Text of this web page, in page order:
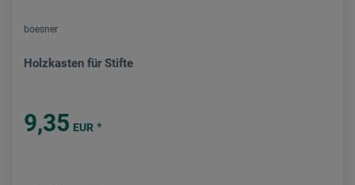
boesner
Holzkasten für Stifte
9,35 EUR *